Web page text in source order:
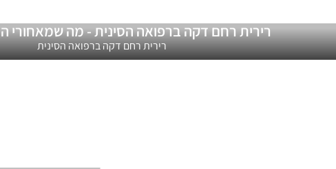
רירית רחם דקה ברפואה הסינית - מה שמאחורי
רירית רחם דקה ברפואה הסינית